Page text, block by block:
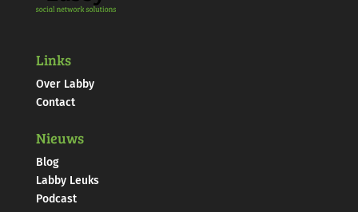
Links
Over Labby
Contact
Nieuws
Blog
Labby Leuks
Podcast